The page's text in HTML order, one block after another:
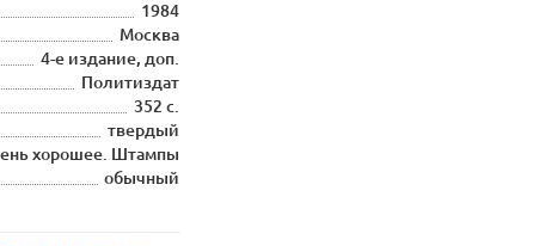
1984
Москва
4-е издание, доп.
Политиздат
352 с.
твердый
хорошее. Штампы
обычный